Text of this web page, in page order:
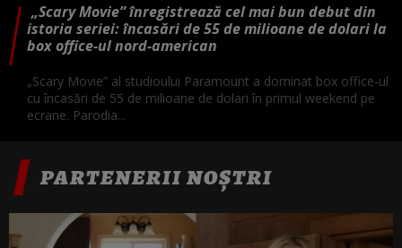
„Scary Movie” înregistrează cel mai bun debut din
istoria seriei: încasări de 55 de milioane de dolari la
box office-ul nord-american
„Scary Movie” al studioului Paramount a dominat box office-ul
cu încasări de 55 de milioane de dolari în primul weekend pe
ecrane. Parodia...
PARTENERII NOȘTRI